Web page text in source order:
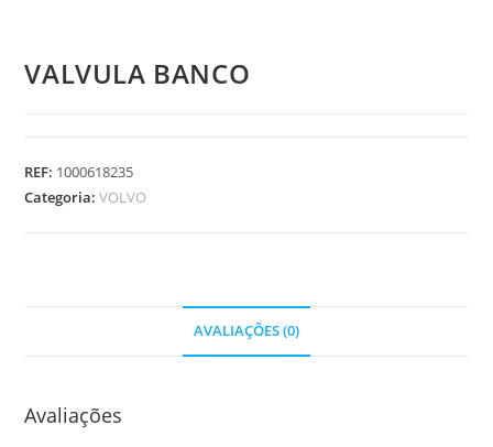
VALVULA BANCO
REF: 1000618235
Categoria:VOLVO
AVALIAÇÕES (0)
Avaliações